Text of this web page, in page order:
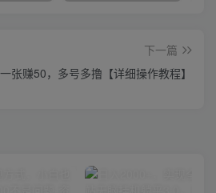
下一篇
张赚50，多号多撸【详细操作教程】